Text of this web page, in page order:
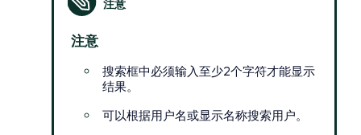
注意
搜索框中必须输入至少2个字符才能显示
结果。
可以根据用户名或显示名称搜索用户。